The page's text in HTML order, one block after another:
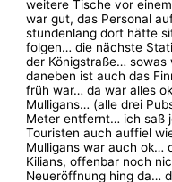
weitere Tische vor
war gut, das Personal
stundenlang dort hätte
folgen… die nächste
der Königstraße… sowas
daneben ist auch das
früh war… da war alles
Mulligans… (alle drei
Meter entfernt… ich saß
Touristen auch auffiel
Mulligans war auch ok…
Kilians, offenbar noch
Neueröffnung hing da…